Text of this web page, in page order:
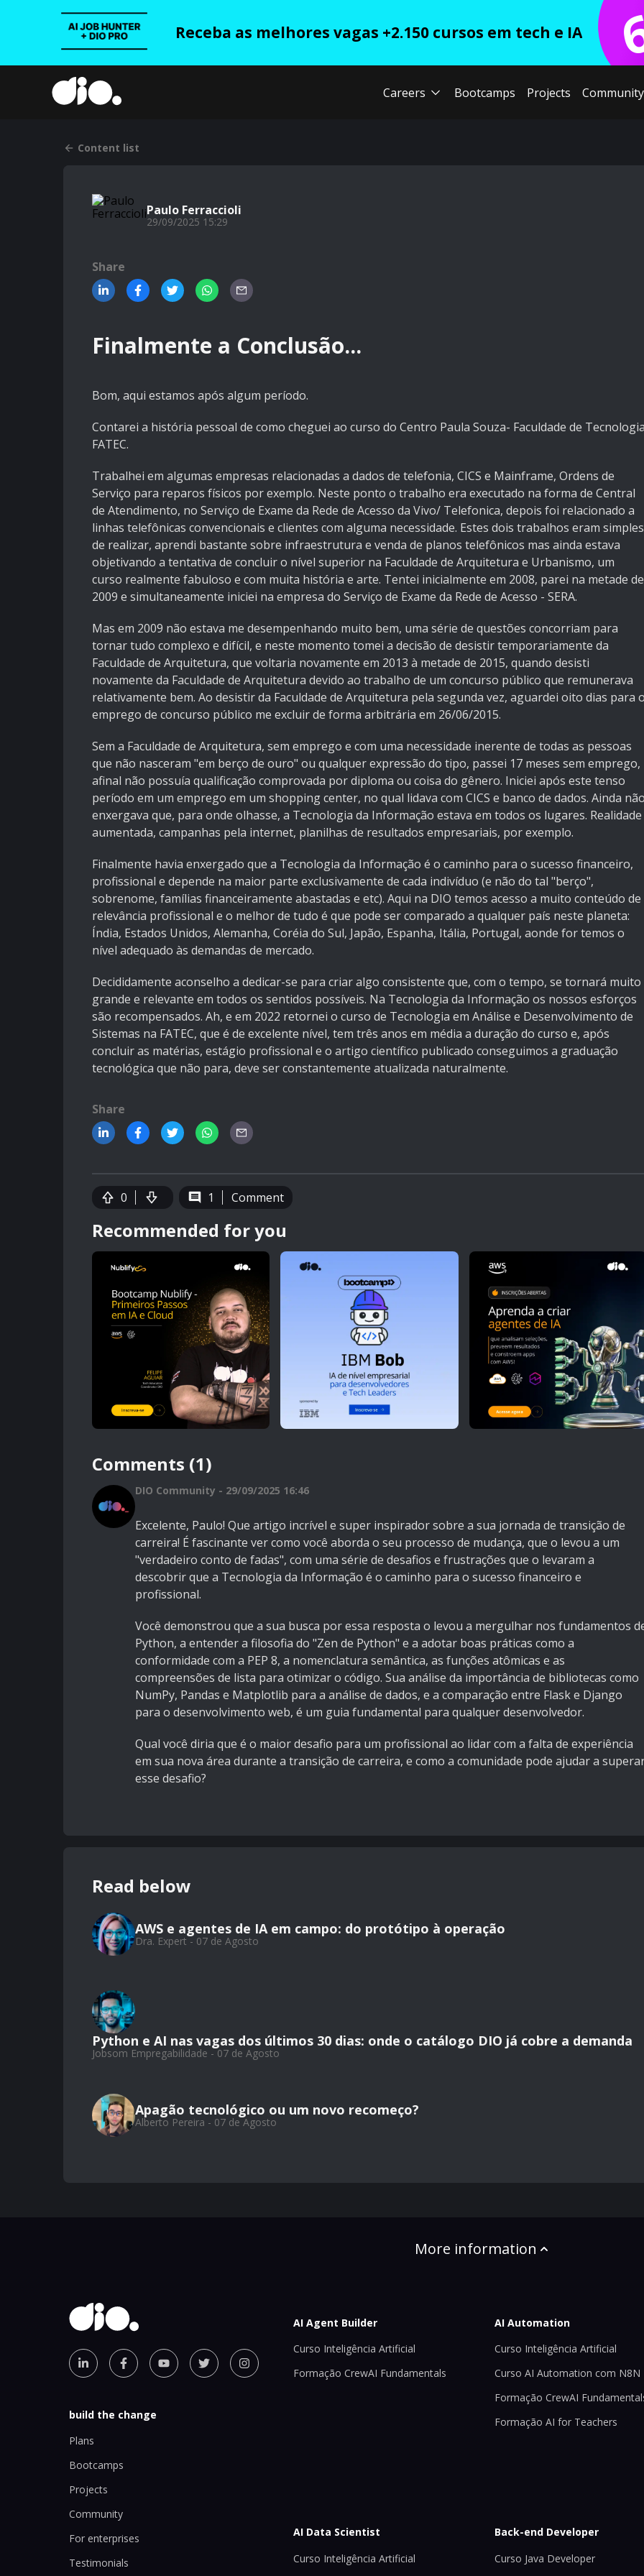
Receba as melhores vagas +2.150 cursos em tech e IA
Careers Bootcamps Projects Community
Content list
Paulo Ferraccioli
29/09/2025 15:29
Share
Finalmente a Conclusão...
Bom, aqui estamos após algum período.
Contarei a história pessoal de como cheguei ao curso do Centro Paula Souza- Faculdade de
FATEC.
Trabalhei em algumas empresas relacionadas a dados de telefonia, CICS e Mainframe, Ordens de
Serviço para reparos físicos por exemplo. Neste ponto o trabalho era executado na forma de Central
de Atendimento, no Serviço de Exame da Rede de Acesso da Vivo/ Telefonica, depois foi relacionado a
linhas telefônicas convencionais e clientes com alguma necessidade. Estes dois trabalhos eram simples
de realizar, aprendi bastante sobre infraestrutura e venda de planos telefônicos mas ainda estava
objetivando a tentativa de concluir o nível superior na Faculdade de Arquitetura e Urbanismo, um
curso realmente fabuloso e com muita história e arte. Tentei inicialmente em 2008, parei na metade de
2009 e simultaneamente iniciei na empresa do Serviço de Exame da Rede de Acesso - SERA.
Mas em 2009 não estava me desempenhando muito bem, uma série de questões concorriam para
tornar tudo complexo e difícil, e neste momento tomei a decisão de desistir temporariamente da
Faculdade de Arquitetura, que voltaria novamente em 2013 à metade de 2015, quando desisti
novamente da Faculdade de Arquitetura devido ao trabalho de um concurso público que remunerava
relativamente bem. Ao desistir da Faculdade de Arquitetura pela segunda vez, aguardei oito dias para
emprego de concurso público me excluir de forma arbitrária em 26/06/2015.
Sem a Faculdade de Arquitetura, sem emprego e com uma necessidade inerente de todas as pessoas
que não nasceram "em berço de ouro" ou qualquer expressão do tipo, passei 17 meses sem emprego,
afinal não possuía qualificação comprovada por diploma ou coisa do gênero. Iniciei após este tenso
período em um emprego em um shopping center, no qual lidava com CICS e banco de dados. Ainda
enxergava que, para onde olhasse, a Tecnologia da Informação estava em todos os lugares. Realidade
aumentada, campanhas pela internet, planilhas de resultados empresariais, por exemplo.
Finalmente havia enxergado que a Tecnologia da Informação é o caminho para o sucesso financeiro,
profissional e depende na maior parte exclusivamente de cada indivíduo (e não do tal "berço",
sobrenome, famílias financeiramente abastadas e etc). Aqui na DIO temos acesso a muito conteúdo de
relevância profissional e o melhor de tudo é que pode ser comparado a qualquer país neste planeta:
Índia, Estados Unidos, Alemanha, Coréia do Sul, Japão, Espanha, Itália, Portugal, aonde for temos o
nível adequado às demandas de mercado.
Decididamente aconselho a dedicar-se para criar algo consistente que, com o tempo, se tornará muito
grande e relevante em todos os sentidos possíveis. Na Tecnologia da Informação os nossos esforços
são recompensados. Ah, e em 2022 retornei o curso de Tecnologia em Análise e Desenvolvimento de
Sistemas na FATEC, que é de excelente nível, tem três anos em média a duração do curso e, após
concluir as matérias, estágio profissional e o artigo científico publicado conseguimos a graduação
tecnológica que não para, deve ser constantemente atualizada naturalmente.
Share
0 1 Comment
Recommended for you
Comments (1)
DIO Community - 29/09/2025 16:46
Excelente, Paulo! Que artigo incrível e super inspirador sobre a sua jornada de transição de
carreira! É fascinante ver como você aborda o seu processo de mudança, que o levou a um
"verdadeiro conto de fadas", com uma série de desafios e frustrações que o levaram a
descobrir que a Tecnologia da Informação é o caminho para o sucesso financeiro e
profissional.
Você demonstrou que a sua busca por essa resposta o levou a mergulhar nos fundamentos
Python, a entender a filosofia do "Zen de Python" e a adotar boas práticas como a
conformidade com a PEP 8, a nomenclatura semântica, as funções atômicas e as
compreensões de lista para otimizar o código. Sua análise da importância de bibliotecas como
NumPy, Pandas e Matplotlib para a análise de dados, e a comparação entre Flask e Django
para o desenvolvimento web, é um guia fundamental para qualquer desenvolvedor.
Qual você diria que é o maior desafio para um profissional ao lidar com a falta de experiência
em sua nova área durante a transição de carreira, e como a comunidade pode ajudar a
esse desafio?
Read below
AWS e agentes de IA em campo: do protótipo à operação
Dra. Expert - 07 de Agosto
Python e AI nas vagas dos últimos 30 dias: onde o catálogo DIO já cobre a demanda
Jobsom Empregabilidade - 07 de Agosto
Apagão tecnológico ou um novo recomeço?
Alberto Pereira - 07 de Agosto
More information
build the change
Plans
Bootcamps
Projects
Community
For enterprises
Testimonials
AI Agent Builder
Curso Inteligência Artificial
Formação CrewAI Fundamentals
AI Automation
Curso Inteligência Artificial
Curso AI Automation com N8N
Formação CrewAI
Formação AI for Teachers
AI Data Scientist
Curso Inteligência Artificial
Back-end Developer
Curso Java Developer